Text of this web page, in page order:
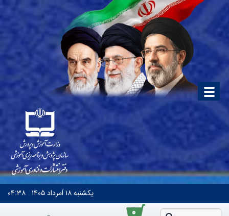
یکشنبه۱۸ اَمرداد ۱۴۰۵ ۰۴:۳۸
۰